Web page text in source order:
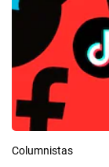
Columnistas